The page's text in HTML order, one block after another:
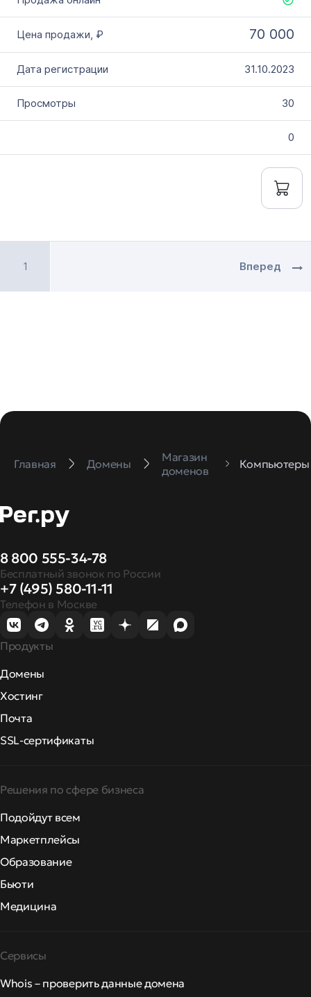
70 000
31.10.2023
30
0
1 Вперед
Главная Домены
Магазин
доменов
Компьютеры
8 800 555-34-78
Бесплатный звонок по России
+7 (495) 580-11-11
Телефон в Москве
Продукты
Домены
Хостинг
Почта
SSL-сертификаты
Решения по сфере бизнеса
Подойдут всем
Маркетплейсы
Образование
Бьюти
Медицина
Сервисы
Whois – проверить данные домена